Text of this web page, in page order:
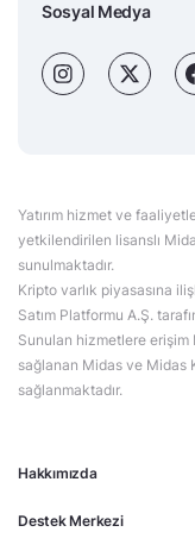
Hakkımızda
Destek Merkezi
Sosyal Medya
Yatırım hizmet ve
yetkilendirilen lisanslı
sunulmaktadır.
Kripto varlık piyasasına
Satım Platformu A.Ş.
Sunulan hizmetlere erişim
sağlanan Midas ve Midas
sağlanmaktadır.